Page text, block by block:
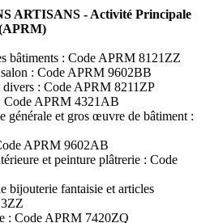
ARTISANS - Activité Principale
bâtiments : Code APRM 8121ZZ
: Code APRM 9602BB
: Code APRM 8211ZP
Code APRM 4321AB
générale et gros œuvre de bâtiment :
APRM 9602AB
et peinture plâtrerie : Code
bijouterie fantaisie et articles
: Code APRM 7420ZQ